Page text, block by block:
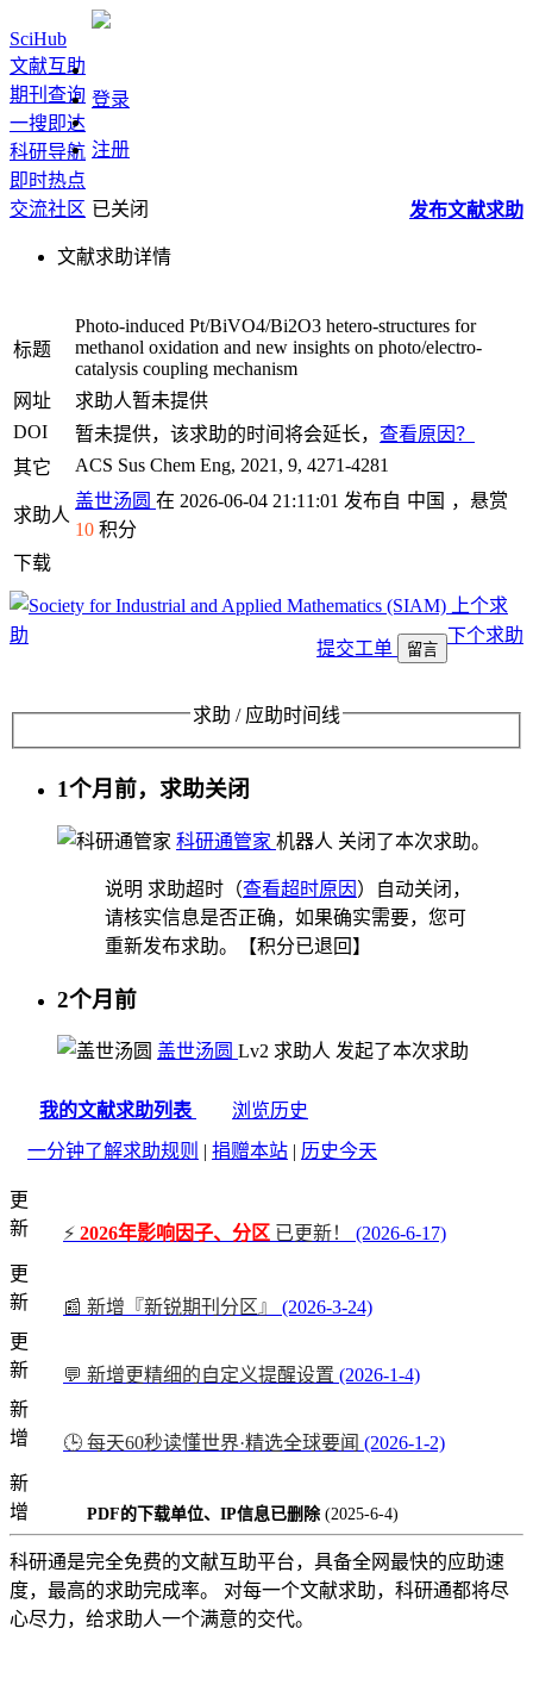
SciHub
文献互助
期刊查询
一搜即达
科研导航
即时热点
交流社区
登录
注册
发布文献求助
已关闭
文献求助详情
标题
Photo-induced Pt/BiVO4/Bi2O3 hetero-structures for
methanol oxidation and new insights on photo/electro-
catalysis coupling mechanism
网址
求助人暂未提供
DOI
暂未提供，该求助的时间将会延长， 查看原因？
其它
ACS Sus Chem Eng, 2021, 9, 4271-4281
求助人
盖世汤圆 在 2026-06-04 21:11:01 发布自 中国 ，悬赏
10 积分
下载
上个求
助
下个求助
提交工单 留言
求助 / 应助时间线
1个月前，求助关闭
科研通管家 机器人 关闭了本次求助。
说明 求助超时（查看超时原因 ）自动关闭，
请核实信息是否正确，如果确实需要，您可
重新发布求助。【积分已退回】
2个月前
盖世汤圆 Lv2 求助人 发起了本次求助
我的文献求助列表
浏览历史
一分钟了解求助规则
捐赠本站 历史今天
更
新
⚡ 2026年影响因子、分区 已更新！
(2026-6-17)
更
新
📰 新增『新锐期刊分区』
(2026-3-24)
更
新
💬 新增更精细的自定义提醒设置 (2026-1-4)
新
增
🕒 每天60秒读懂世界·精选全球要闻 (2026-1-2)
新
增
PDF的下载单位、IP信息已删除 (2025-6-4)
科研通是完全免费的文献互助平台，具备全网最快的应助速
度，最高的求助完成率。 对每一个文献求助，科研通都将尽
心尽力，给求助人一个满意的交代。